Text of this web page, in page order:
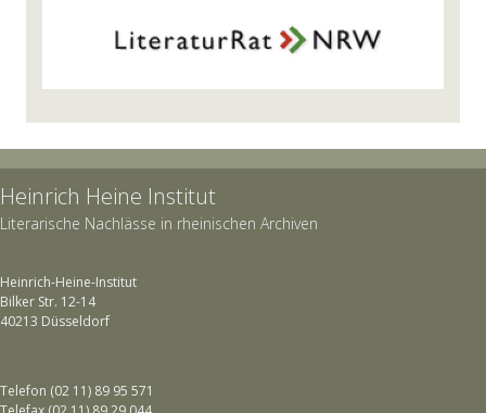
Heinrich Heine Institut
Literarische Nachlässe in rheinischen Archiven
Heinrich-Heine-Institut
Bilker Str. 12-14
40213 Düsseldorf
Telefon (02 11) 89 95 571